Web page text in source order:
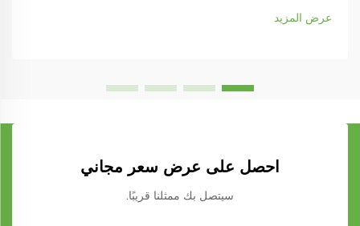
عرض المزيد
احصل على عرض سعر مجاني
سيتصل بك ممثلنا قريبًا.